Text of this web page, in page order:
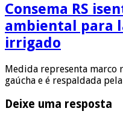
Consema RS
ambiental para
irrigado
Medida representa
gaúcha e é respaldada
Deixe uma resposta